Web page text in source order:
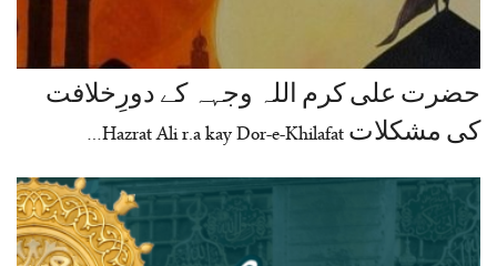
حضرت علی کرم اللہ وجہہ کے دورِخلافت
کی مشکلات Hazrat Ali r.a kay Dor-e-Khilafat…